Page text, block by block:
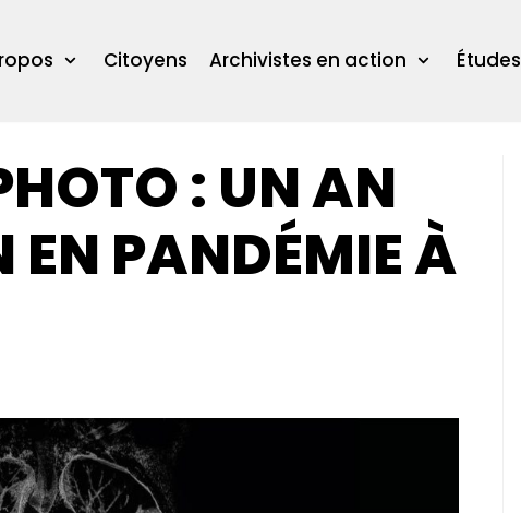
Citoyens Archivistes en action Études
: UN AN
EN PANDÉMIE À